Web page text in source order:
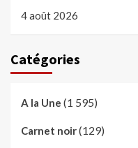
4 août 2026
Catégories
A la Une (1 595)
Carnet noir(129)